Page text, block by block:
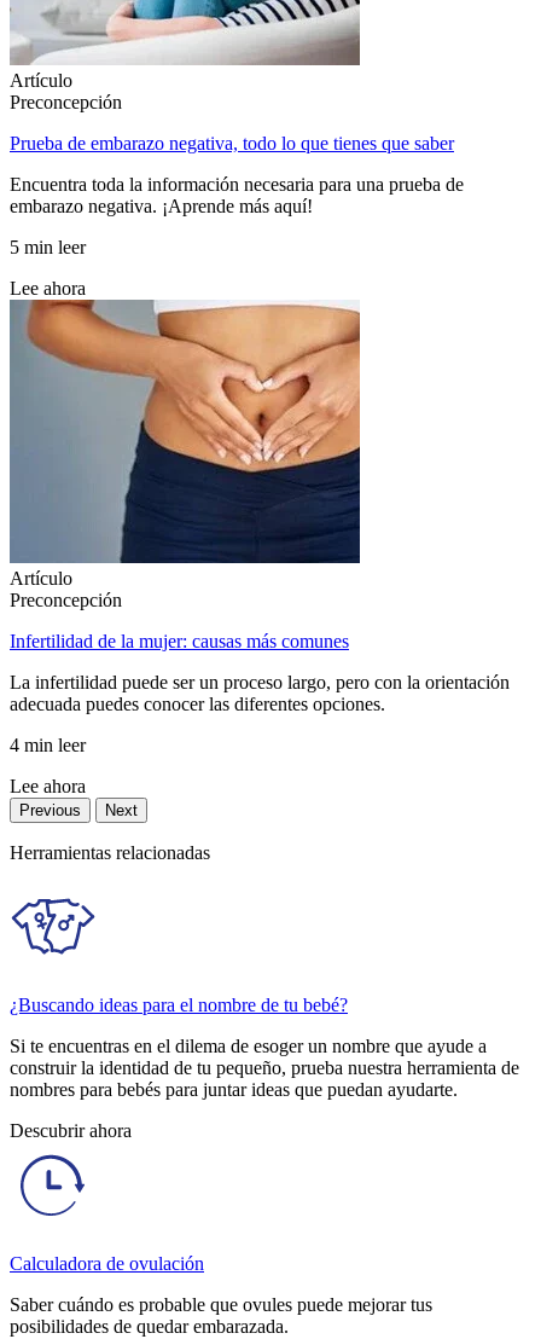
Artículo
Preconcepción
Prueba de embarazo negativa, todo lo que tienes que saber
Encuentra toda la información necesaria para una prueba de
embarazo negativa. ¡Aprende más aquí!
5 min leer
Lee ahora
Artículo
Preconcepción
Infertilidad de la mujer: causas más comunes
La infertilidad puede ser un proceso largo, pero con la orientación
adecuada puedes conocer las diferentes opciones.
4 min leer
Lee ahora
Previous Next
Herramientas relacionadas
¿Buscando ideas para el nombre de tu bebé?
Si te encuentras en el dilema de esoger un nombre que ayude a
construir la identidad de tu pequeño, prueba nuestra herramienta de
nombres para bebés para juntar ideas que puedan ayudarte.
Descubrir ahora
Calculadora de ovulación
Saber cuándo es probable que ovules puede mejorar tus
posibilidades de quedar embarazada.